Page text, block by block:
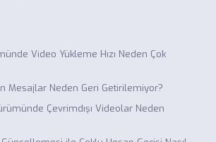
Video Yükleme Hızı Neden Çok
Mesajlar Neden Geri Getirilemiyor?
Çevrimdışı Videolar Neden